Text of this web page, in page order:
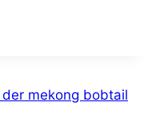
mekong bobtail